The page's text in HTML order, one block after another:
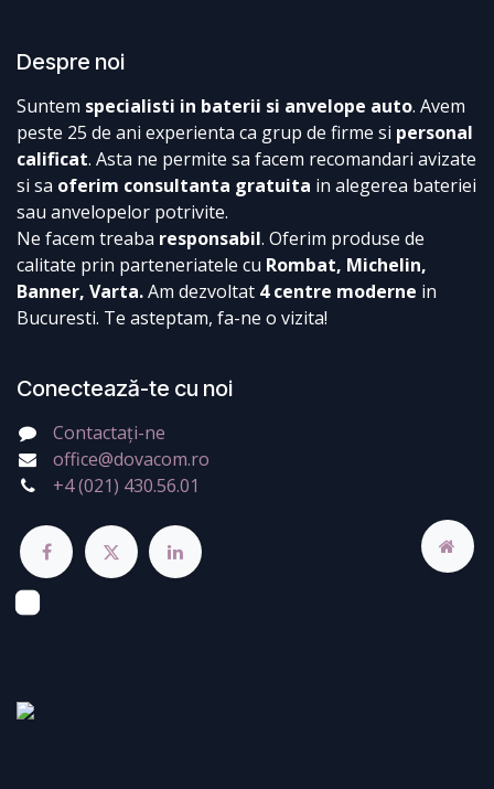
Despre noi
Suntem specialisti in baterii si anvelope auto. Avem
peste 25 de ani experienta ca grup de firme si personal
calificat. Asta ne permite sa facem recomandari avizate
si sa oferim consultanta gratuita in alegerea bateriei
sau anvelopelor potrivite.
Ne facem treaba responsabil. Oferim produse de
calitate prin parteneriatele cu Rombat, Michelin,
Banner, Varta.Am dezvoltat 4 centre moderne in
Bucuresti. Te asteptam, fa-ne o vizita!
Conectează-te cu noi
Contactați-ne
office@dovacom.ro
+4 (021) 430.56.01